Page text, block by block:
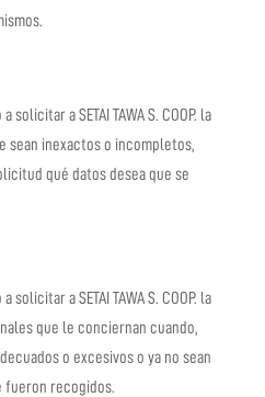
a solicitar aSETAI TAWA S. COOP. la
sean inexactos o incompletos,
qué datos desea que se
a solicitar aSETAI TAWA S. COOP. la
que le conciernan cuando,
o excesivos o ya no sean
fueron recogidos.